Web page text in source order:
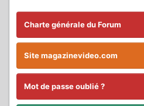
Charte générale du Forum
Site magazinevideo.com
Mot de passe oublié ?